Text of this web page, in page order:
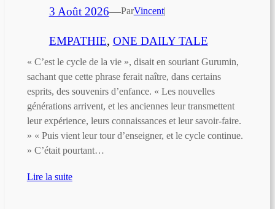
3 Août 2026—ParVincent|
EMPATHIE, ONE DAILY TALE
« C’est le cycle de la vie », disait en souriant Gurumin,
sachant que cette phrase ferait naître, dans certains
esprits, des souvenirs d’enfance. « Les nouvelles
générations arrivent, et les anciennes leur transmettent
leur expérience, leurs connaissances et leur savoir-faire.
» « Puis vient leur tour d’enseigner, et le cycle continue.
» C’était pourtant…
Lire la suite